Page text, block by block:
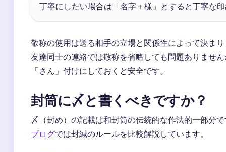
丁寧にしたい場合は「名字＋様」とすると丁寧な
敬称の使用は送る相手の立場と関係性によって決ま
友達同士の連絡では敬称を省略しても問題ありませ
「さん」付けにしておくと安全です。
封筒に〆と書くべきですか？
〆（封め）の記載は和封筒の伝統的な作法的一部分
ブログでは封緘のルールを比較解説しています。